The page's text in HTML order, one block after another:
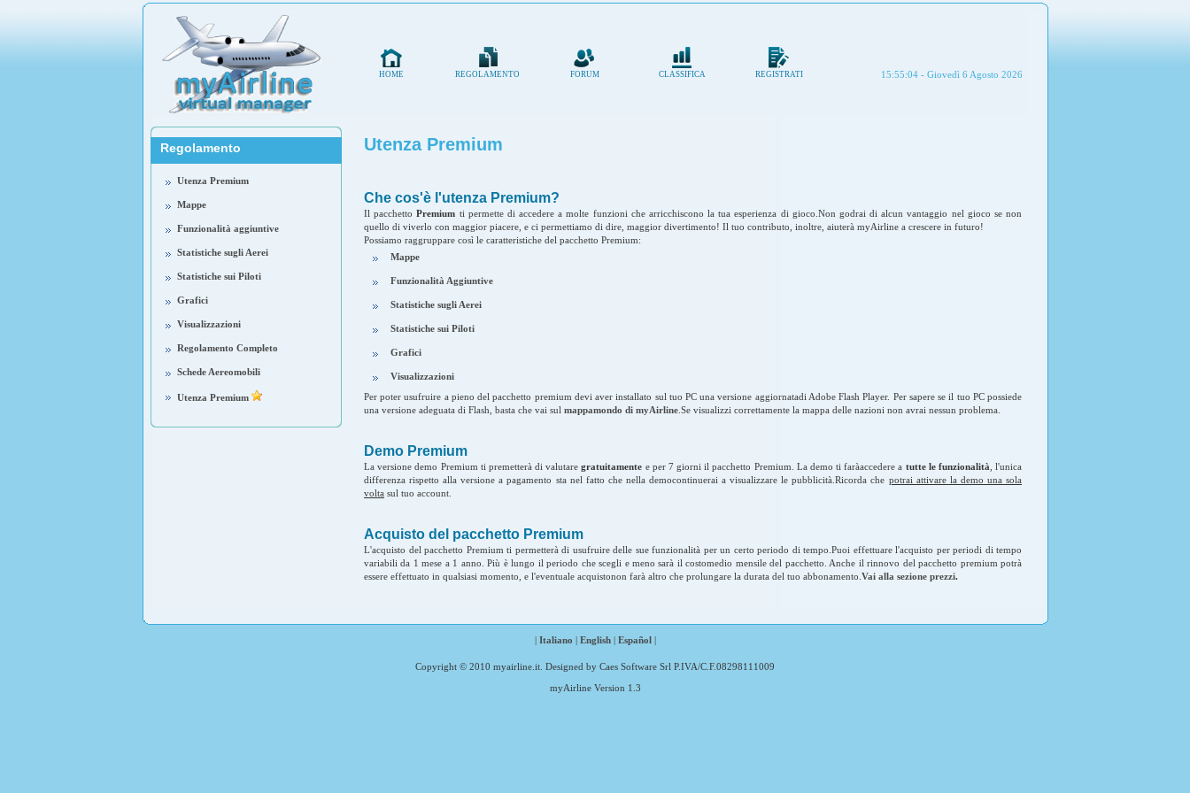
HOME REGOLAMENTO FORUM CLASSIFICA REGISTRATI 15:55:04 - Giovedì 6 Agosto 2026
Regolamento
Utenza Premium
Mappe
Funzionalità aggiuntive
Statistiche sugli Aerei
Statistiche sui Piloti
Grafici
Visualizzazioni
Regolamento Completo
Schede Aereomobili
Utenza Premium
Utenza Premium
Che cos'è l'utenza Premium?
Il pacchettoPremium ti permette di accedere a molte funzioni che arricchiscono la tua esperienza di gioco.Non godrai di alcun vantaggio nel gioco se non
quello di viverlo con maggior piacere, e ci permettiamo di dire, maggior divertimento! Il tuo contributo, inoltre, aiuterà myAirline a crescere in futuro!
Possiamo raggruppare così le caratteristiche del pacchetto Premium:
Mappe
Funzionalità Aggiuntive
Statistiche sugli Aerei
Statistiche sui Piloti
Grafici
Visualizzazioni
Per poter usufruire a pieno del pacchetto premium devi aver installato sul tuo PC una versione aggiornatadi Adobe Flash Player. Per sapere se il tuo PC possiede
una versione adeguata di Flash, basta che vai sul mappamondo di myAirline .Se visualizzi correttamente la mappa delle nazioni non avrai nessun problema.
Demo Premium
La versione demo Premium ti premetterà di valutaregratuitamente e per 7 giorni il pacchetto Premium. La demo ti faràaccedere a tutte le funzionalità , l'unica
differenza rispetto alla versione a pagamento sta nel fatto che nella democontinuerai a visualizzare le pubblicità.Ricorda che potrai attivare la demo una sola
volta sul tuo account.
Acquisto del pacchetto Premium
L'acquisto del pacchetto Premium ti permetterà di usufruire delle sue funzionalità per un certo periodo di tempo.Puoi effettuare l'acquisto per periodi di tempo
variabili da 1 mese a 1 anno. Più è lungo il periodo che scegli e meno sarà il costomedio mensile del pacchetto. Anche il rinnovo del pacchetto premium potrà
essere effettuato in qualsiasi momento, e l'eventuale acquistonon farà altro che prolungare la durata del tuo abbonamento. Vai alla sezione prezzi.
| Italiano | English| Español|
Copyright © 2010 myairline.it. Designed by Caes Software Srl P.IVA/C.F.08298111009
myAirline Version 1.3